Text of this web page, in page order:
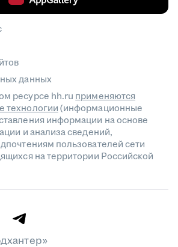
данных
ресурсе hh.ru применяются
технологии(информационные
информации на основе
и анализа сведений,
пользователей сети
на территории Российской